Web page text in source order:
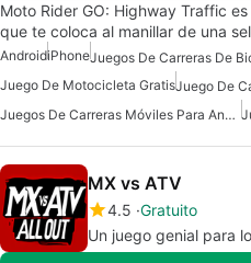
Moto Rider GO: Highway Traffic
que te coloca al manillar de una
AndroidiPhone
Juego De Motocicleta Gratis
Juegos De Carreras Móviles Para Android Gratis
MX vs ATV
4.5 Gratuito
Un juego genial para